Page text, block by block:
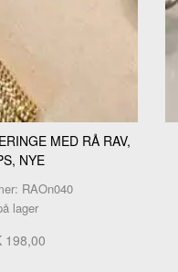
MED RÅ RAV,
NYE
RAOn040
lager
198,00